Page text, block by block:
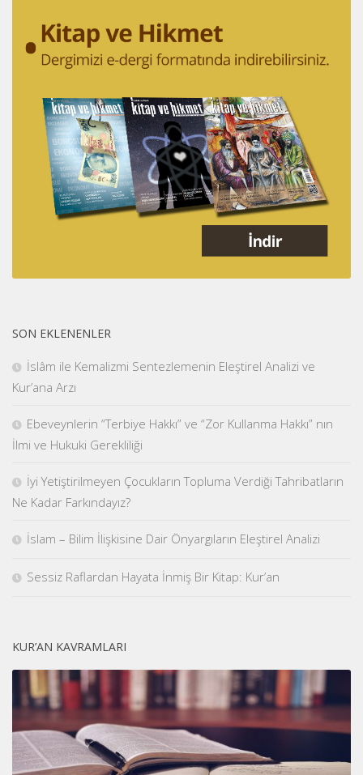
SON EKLENENLER
İslâm ile Kemalizmi Sentezlemenin Eleştirel Analizi ve
Kur’ana Arzı
Ebeveynlerin “Terbiye Hakkı” ve “Zor Kullanma Hakkı” nın
İlmi ve Hukuki Gerekliliği
İyi Yetiştirilmeyen Çocukların Topluma Verdiği Tahribatların
Ne Kadar Farkındayız?
İslam – Bilim İlişkisine Dair Önyargıların Eleştirel Analizi
Sessiz Raflardan Hayata İnmiş Bir Kitap: Kur’an
KUR’AN KAVRAMLARI